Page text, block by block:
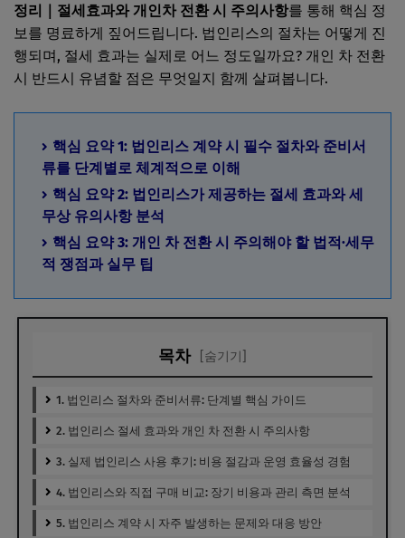
정리｜절세효과와 개인차 전환 시 주의사항를 통해 핵심 정
보를 명료하게 짚어드립니다. 법인리스의 절차는 어떻게 진
행되며, 절세 효과는 실제로 어느 정도일까요? 개인 차 전환
시 반드시 유념할 점은 무엇일지 함께 살펴봅니다.
핵심 요약 1: 법인리스 계약 시 필수 절차와 준비서
류를 단계별로 체계적으로 이해
핵심 요약 2: 법인리스가 제공하는 절세 효과와 세
무상 유의사항 분석
핵심 요약 3: 개인 차 전환 시 주의해야 할 법적·세무
적 쟁점과 실무 팁
목차 [숨기기]
1. 법인리스 절차와 준비서류: 단계별 핵심 가이드
2. 법인리스 절세 효과와 개인 차 전환 시 주의사항
3. 실제 법인리스 사용 후기: 비용 절감과 운영 효율성 경험
4. 법인리스와 직접 구매 비교: 장기 비용과 관리 측면 분석
5. 법인리스 계약 시 자주 발생하는 문제와 대응 방안